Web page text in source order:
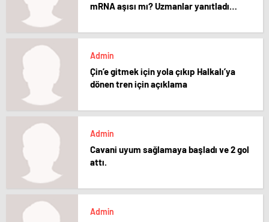
mRNA aşısı mı? Uzmanlar yanıtladı…
Admin
Çin’e gitmek için yola çıkıp Halkalı’ya
dönen tren için açıklama
Admin
Cavani uyum sağlamaya başladı ve 2 gol
attı.
Admin